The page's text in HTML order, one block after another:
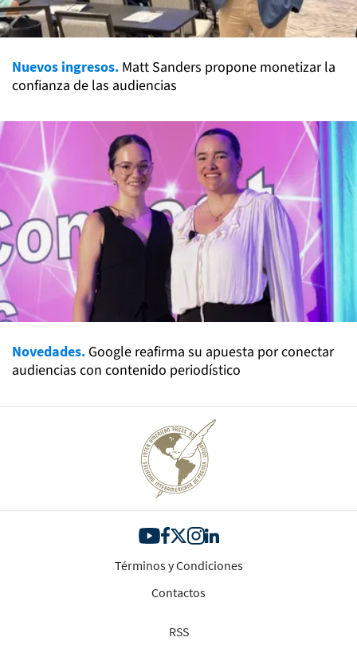
Nuevos ingresos. Matt Sanders propone monetizar la
confianza de las audiencias
Novedades. Google reafirma su apuesta por conectar
audiencias con contenido periodístico
Términos y Condiciones
Contactos
RSS